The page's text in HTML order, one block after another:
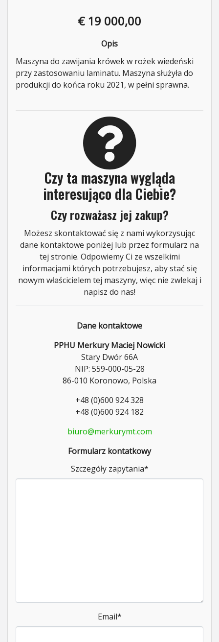
€ 19 000,00
Opis
Maszyna do zawijania krówek w rożek wiedeński
przy zastosowaniu laminatu. Maszyna służyła do
produkcji do końca roku 2021, w pełni sprawna.
Czy ta maszyna wygląda
interesująco dla Ciebie?
Czy rozważasz jej zakup?
Możesz skontaktować się z nami wykorzysując
dane kontaktowe poniżej lub przez formularz na
tej stronie. Odpowiemy Ci ze wszelkimi
informacjami których potrzebujesz, aby stać się
nowym właścicielem tej maszyny, więc nie zwlekaj i
napisz do nas!
Dane kontaktowe
PPHU Merkury Maciej Nowicki
Stary Dwór 66A
NIP: 559-000-05-28
86-010 Koronowo, Polska
+48 (0)600 924 328
+48 (0)600 924 182
biuro@merkurymt.com
Formularz kontatkowy
Szczegóły zapytania*
Email*